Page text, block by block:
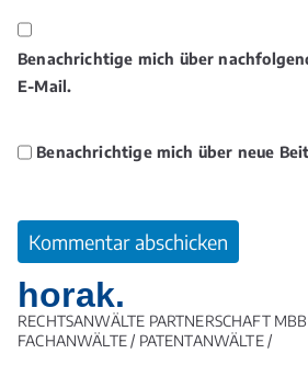
Benachrichtige mich über
E-Mail.
Benachrichtige mich über neue
horak.
RECHTSANWÄLTE PARTNERSCHAFT
FACHANWÄLTE / PATENTANWÄLTE /